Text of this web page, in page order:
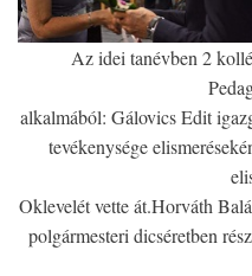
Az idei tanévben 2
alkalmából: Gálovics Edit
tevékenysége
Oklevelét vette át.Horváth
polgármesteri dicséretben